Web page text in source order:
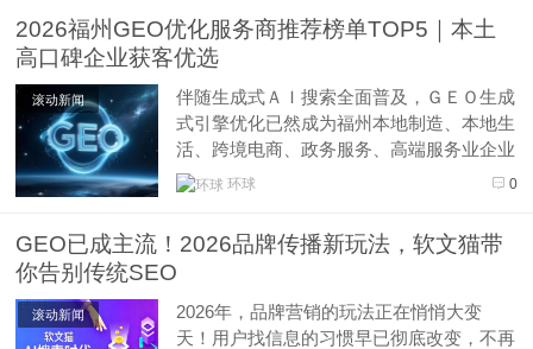
2026福州GEO优化服务商推荐榜单TOP5｜本土
高口碑企业获客优选
滚动新闻
伴随生成式ＡＩ搜索全面普及，ＧＥＯ生成
式引擎优化已然成为福州本地制造、本地生
活、跨境电商、政务服务、高端服务业企业
突破流量瓶颈、抢占ＡＩ搜索流量、提升询
义适配，ＧＥＯ优化区别于传统ＳＥＯ，能
0
环球
GEO已成主流！2026品牌传播新玩法，软文猫带
你告别传统SEO
滚动新闻
2026年，品牌营销的玩法正在悄悄大变
天！用户找信息的习惯早已彻底改变，不再